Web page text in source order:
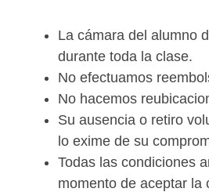
La cámara del alumno
durante toda la clase.
No efectuamos
No hacemos
Su ausencia o retiro
lo exime de su
Todas las condiciones
momento de aceptar la